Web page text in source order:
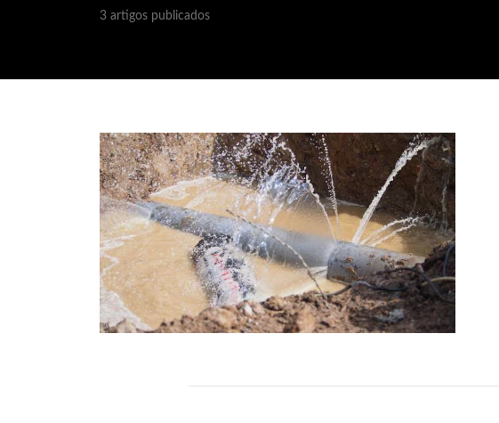
3 artigos publicados